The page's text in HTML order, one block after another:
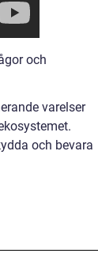
och
varelser
och bevara